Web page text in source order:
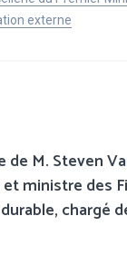
externe
de M. Steven
ministre des
chargé